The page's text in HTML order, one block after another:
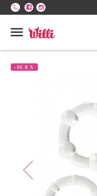
-30.8 %